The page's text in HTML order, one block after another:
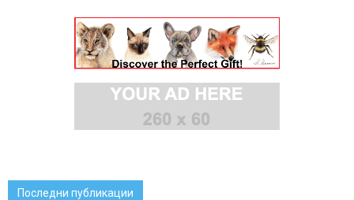
Последни публикации